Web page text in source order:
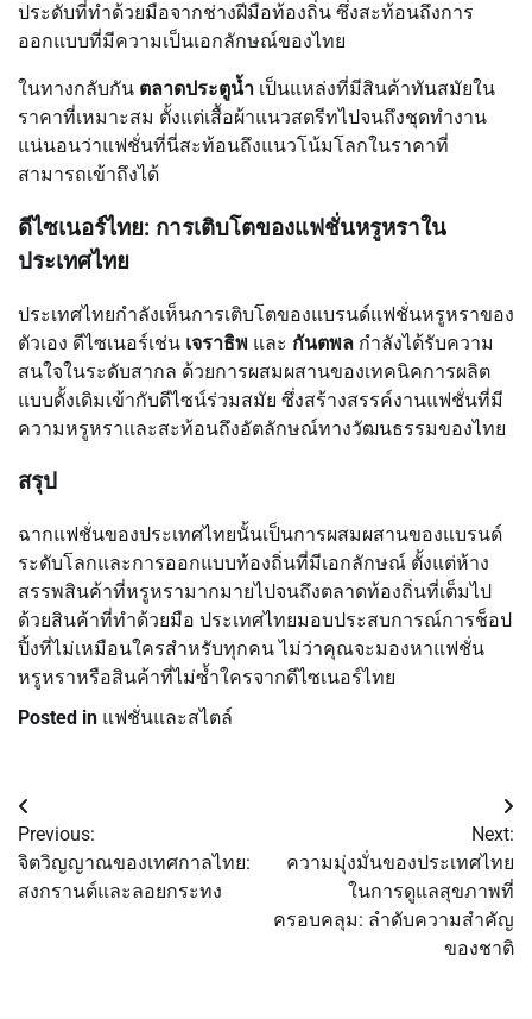
ประดับที่ทำด้วยมือจากช่างฝีมือท้องถิ่น ซึ่งสะท้อนถึงการ
ออกแบบที่มีความเป็นเอกลักษณ์ของไทย
ในทางกลับกัน ตลาดประตูน้ำ เป็นแหล่งที่มีสินค้าทันสมัยใน
ราคาที่เหมาะสม ตั้งแต่เสื้อผ้าแนวสตรีทไปจนถึงชุดทำงาน
แน่นอนว่าแฟชั่นที่นี่สะท้อนถึงแนวโน้มโลกในราคาที่
สามารถเข้าถึงได้
ดีไซเนอร์ไทย: การเติบโตของแฟชั่นหรูหราใน
ประเทศไทย
ประเทศไทยกำลังเห็นการเติบโตของแบรนด์แฟชั่นหรูหราของ
ตัวเอง ดีไซเนอร์เช่น เจราธิพ และ กันตพล กำลังได้รับความ
สนใจในระดับสากล ด้วยการผสมผสานของเทคนิคการผลิต
แบบดั้งเดิมเข้ากับดีไซน์ร่วมสมัย ซึ่งสร้างสรรค์งานแฟชั่นที่มี
ความหรูหราและสะท้อนถึงอัตลักษณ์ทางวัฒนธรรมของไทย
สรุป
ฉากแฟชั่นของประเทศไทยนั้นเป็นการผสมผสานของแบรนด์
ระดับโลกและการออกแบบท้องถิ่นที่มีเอกลักษณ์ ตั้งแต่ห้าง
สรรพสินค้าที่หรูหรามากมายไปจนถึงตลาดท้องถิ่นที่เต็มไป
ด้วยสินค้าที่ทำด้วยมือ ประเทศไทยมอบประสบการณ์การช็อป
ปิ้งที่ไม่เหมือนใครสำหรับทุกคน ไม่ว่าคุณจะมองหาแฟชั่น
หรูหราหรือสินค้าที่ไม่ซ้ำใครจากดีไซเนอร์ไทย
Posted in แฟชั่นและสไตล์
Post
navigation
Previous:
จิตวิญญาณของเทศกาลไทย:
สงกรานต์และลอยกระทง
Next:
ความมุ่งมั่นของประเทศไทย
ในการดูแลสุขภาพที่
ครอบคลุม: ลำดับความสำคัญ
ของชาติ